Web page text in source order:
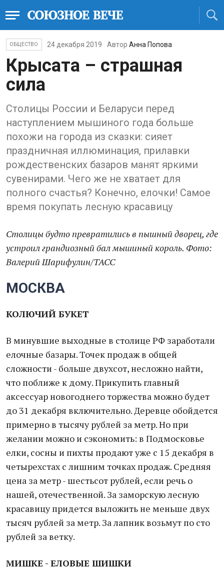
ОБЩЕСТВО 24 декабря 2019 Автор Анна Попова
Крысата – страшная
сила
Столицы России и Беларуси перед
наступлением мышиного года больше
похожи на города из сказки: сияет
праздничная иллюминация, прилавки
рождественских базаров манят яркими
сувенирами. Чего же не хватает для
полного счастья? Конечно, елочки! Самое
время покупать лесную красавицу
Столицы будто превратились в пышный дворец, где
устроил грандиозный бал мышиный король. Фото:
Валерий Шарифулин/ТАСС
МОСКВА
КОЛЮЧИЙ БУКЕТ
В минувшие выходные в столице РФ заработали
елочные базары. Точек продаж в общей
сложности - больше двухсот, несложно найти,
что поближе к дому. Прикупить главный
аксессуар новогоднего торжества можно будет
до 31 декабря включительно. Деревце обойдется
примерно в тысячу рублей за метр. Но при
желании можно и сэкономить: в Подмосковье
елки, сосны и пихты продают уже с 15 декабря в
четырехстах с лишним точках продаж. Средняя
цена за метр - шестьсот рублей, если речь о
нашей, отечественной. За заморскую лесную
красавицу придется выложить не меньше двух
тысяч рублей за метр. За лапник возьмут по сто
рублей за ветку.
МИШКЕ - ЕЛОВЫЕ ШИШКИ